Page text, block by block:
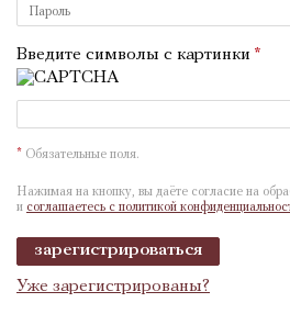
Введите символы с картинки
* Обязательные поля.
Нажимая на кнопку, вы даёте согласие на
и соглашаетесь с политикой
зарегистрироваться
Уже зарегистрированы?